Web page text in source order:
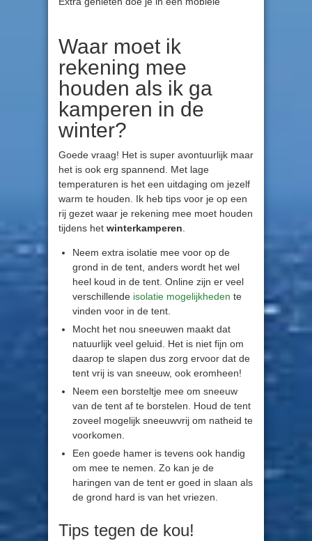
Waar moet ik
rekening mee
houden als ik ga
kamperen in de
winter?
Goede vraag! Het is super avontuurlijk maar
het is ook erg spannend. Met lage
temperaturen is het een uitdaging om jezelf
warm te houden. Ik heb tips voor je op een
rij gezet waar je rekening mee moet houden
tijdens het winterkamperen
Neem extra isolatie mee voor op de
grond in de tent, anders wordt het wel
heel koud in de tent. Online zijn er veel
verschillende isolatie mogelijkheden te
vinden voor in de tent.
Mocht het nou sneeuwen maakt dat
natuurlijk veel geluid. Het is niet fijn om
daarop te slapen dus zorg ervoor dat de
tent vrij is van sneeuw, ook eromheen!
Neem een borsteltje mee om sneeuw
van de tent af te borstelen. Houd de tent
zoveel mogelijk sneeuwvrij om natheid te
voorkomen.
Een goede hamer is tevens ook handig
om mee te nemen. Zo kan je de
haringen van de tent er goed in slaan als
de grond hard is van het vriezen.
Tips tegen de kou!